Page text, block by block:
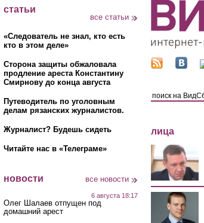
статьи
все статьи
«Следователь не знал, кто есть
кто в этом деле»
Сторона защиты обжаловала
продление ареста Константину
Смирнову до конца августа
Путеводитель по уголовным
делам рязанских журналистов.
Журналист? Будешь сидеть
Читайте нас в «Телеграме»
новости все новости
6 августа 18:17
Олег Шалаев отпущен под
домашний арест
лица